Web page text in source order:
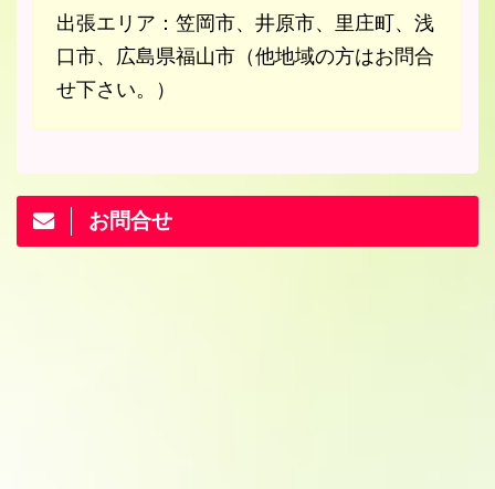
出張エリア：笠岡市、井原市、里庄町、浅
口市、広島県福山市（他地域の方はお問合
せ下さい。）
お問合せ